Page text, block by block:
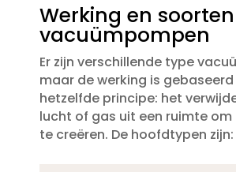
Werking en soorten
vacuümpompen
Er zijn verschillende type
maar de werking is
hetzelfde principe: het
lucht of gas uit een ruimte om
te creëren.​ De hoofdtypen zijn: